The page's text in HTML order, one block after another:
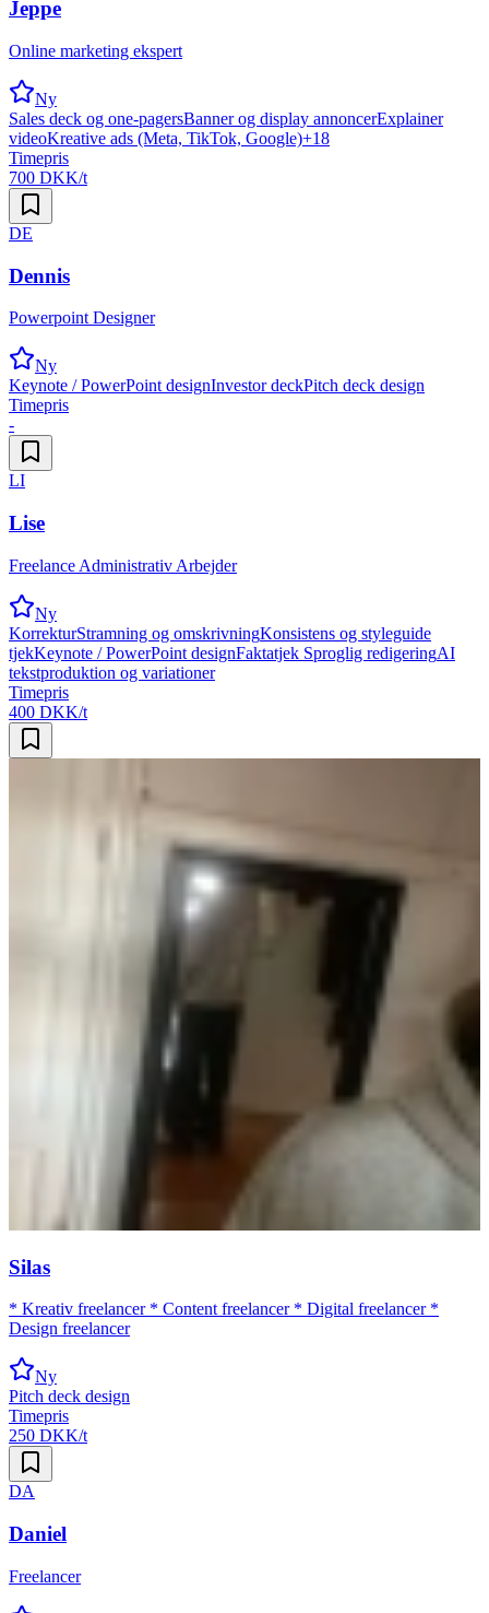
Jeppe
Online marketing ekspert
Ny
Sales deck og one-pagersBanner og display annoncerExplainer
videoKreative ads (Meta, TikTok, Google)+18
Timepris
700 DKK/t
DE
Dennis
Powerpoint Designer
Ny
Keynote / PowerPoint designInvestor deckPitch deck design
Timepris
-
LI
Lise
Freelance Administrativ Arbejder
Ny
KorrekturStramning og omskrivningKonsistens og styleguide
tjekKeynote / PowerPoint designFaktatjek Sproglig redigeringAI
tekstproduktion og variationer
Timepris
400 DKK/t
Silas
* Kreativ freelancer * Content freelancer * Digital freelancer *
Design freelancer
Ny
Pitch deck design
Timepris
250 DKK/t
DA
Daniel
Freelancer